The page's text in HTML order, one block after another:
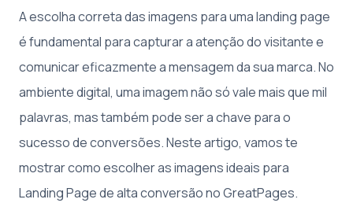
A escolha correta das imagens para uma landing page
é fundamental para capturar a atenção do visitante e
comunicar eficazmente a mensagem da sua marca. No
ambiente digital, uma imagem não só vale mais que mil
palavras, mas também pode ser a chave para o
sucesso de conversões. Neste artigo, vamos te
mostrar como escolher as imagens ideais para
Landing Page de alta conversão no GreatPages.